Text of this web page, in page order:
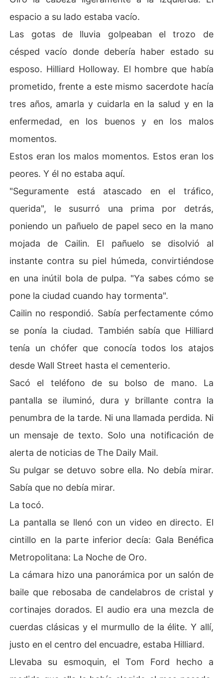
espacio a su lado estaba vacío.
Las gotas de lluvia golpeaban el trozo de
césped vacío donde debería haber estado su
esposo. Hilliard Holloway. El hombre que había
prometido, frente a este mismo sacerdote hacía
tres años, amarla y cuidarla en la salud y en la
enfermedad, en los buenos y en los malos
momentos.
Estos eran los malos momentos. Estos eran los
peores. Y él no estaba aquí.
"Seguramente está atascado en el tráfico,
querida", le susurró una prima por detrás,
poniendo un pañuelo de papel seco en la mano
mojada de Cailin. El pañuelo se disolvió al
instante contra su piel húmeda, convirtiéndose
en una inútil bola de pulpa. "Ya sabes cómo se
pone la ciudad cuando hay tormenta".
Cailin no respondió. Sabía perfectamente cómo
se ponía la ciudad. También sabía que Hilliard
tenía un chófer que conocía todos los atajos
desde Wall Street hasta el cementerio.
Sacó el teléfono de su bolso de mano. La
pantalla se iluminó, dura y brillante contra la
penumbra de la tarde. Ni una llamada perdida. Ni
un mensaje de texto. Solo una notificación de
alerta de noticias de The Daily Mail.
Su pulgar se detuvo sobre ella. No debía mirar.
Sabía que no debía mirar.
La tocó.
La pantalla se llenó con un video en directo. El
cintillo en la parte inferior decía: Gala Benéfica
Metropolitana: La Noche de Oro.
La cámara hizo una panorámica por un salón de
baile que rebosaba de candelabros de cristal y
cortinajes dorados. El audio era una mezcla de
cuerdas clásicas y el murmullo de la élite. Y allí,
justo en el centro del encuadre, estaba Hilliard.
Llevaba su esmoquin, el Tom Ford hecho a